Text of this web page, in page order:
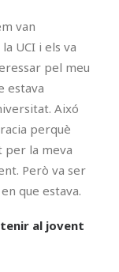
van
UCI i els va
pel meu
estava
Aixó
perquè
per la meva
Però va ser
que estava.
tenir al jovent